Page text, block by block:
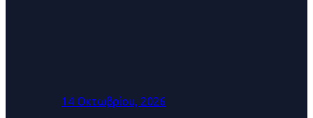
14 Οκτωβρίου, 2026